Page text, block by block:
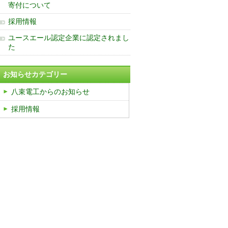
寄付について
採用情報
ユースエール認定企業に認定されまし
た
お知らせカテゴリー
八束電工からのお知らせ
採用情報